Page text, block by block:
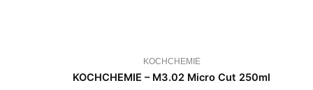
KOCHCHEMIE
KOCHCHEMIE – M3.02 Micro Cut 250ml